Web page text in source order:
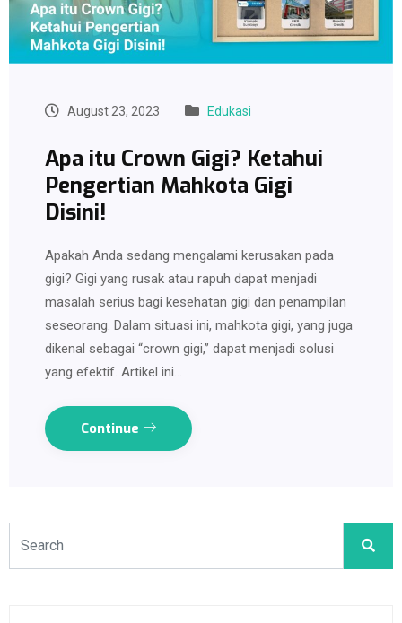
August 23, 2023 Edukasi
Apa itu Crown Gigi? Ketahui
Pengertian Mahkota Gigi
Disini!
Apakah Anda sedang mengalami kerusakan pada
gigi? Gigi yang rusak atau rapuh dapat menjadi
masalah serius bagi kesehatan gigi dan penampilan
seseorang. Dalam situasi ini, mahkota gigi, yang juga
dikenal sebagai “crown gigi,” dapat menjadi solusi
yang efektif. Artikel ini…
Continue